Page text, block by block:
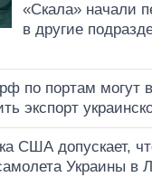
«Скала» начали
в другие
по портам могут
экспорт
США допускает,
Украины в